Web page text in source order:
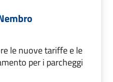
le nuove tariffe e le
per i parcheggi